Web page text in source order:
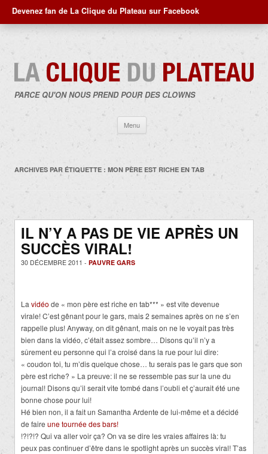
Devenez fan de La Clique du Plateau sur Facebook
PARCE QU'ON NOUS PREND POUR DES CLOWNS
Menu
contenu
ARCHIVES PAR ÉTIQUETTE : MON PÈRE EST RICHE EN TAB
IL N’Y A PAS DE VIE APRÈS UN
SUCCÈS VIRAL!
30 DÉCEMBRE 2011 - PAUVRE GARS
La vidéo de « mon père est riche en tab*** » est vite devenue
virale! C’est gênant pour le gars, mais 2 semaines après on ne s’en
rappelle plus! Anyway, on dit gênant, mais on ne le voyait pas très
bien dans la vidéo, c’était assez sombre… Disons qu’il n’y a
sûrement eu personne qui l’a croisé dans la rue pour lui dire:
« coudon toi, tu m’dis quelque chose… tu serais pas le gars que son
père est riche? » La preuve: il ne se ressemble pas sur la une du
journal! Disons qu’il serait vite tombé dans l’oubli et ç’aurait été une
bonne chose pour lui!
Hé bien non, il a fait un Samantha Ardente de lui-même et a décidé
de faire une tournée des bars!
!?!?!? Qui va aller voir ça? On va se dire les vraies affaires là: tu
peux pas continuer d’être dans le spotlight après un succès viral! T’as